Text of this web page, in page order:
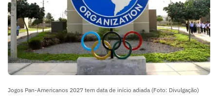
Jogos Pan-Americanos 2027 tem data de início adiada (Foto: Divulgação)